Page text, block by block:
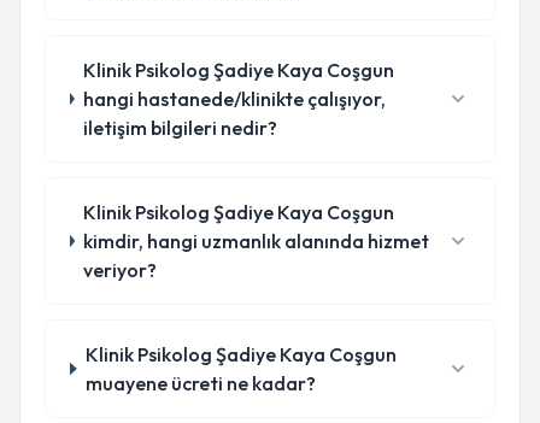
Klinik Psikolog Şadiye Kaya Coşgun
hangi hastanede/klinikte çalışıyor,
iletişim bilgileri nedir?
Klinik Psikolog Şadiye Kaya Coşgun
kimdir, hangi uzmanlık alanında hizmet
veriyor?
Klinik Psikolog Şadiye Kaya Coşgun
muayene ücreti ne kadar?